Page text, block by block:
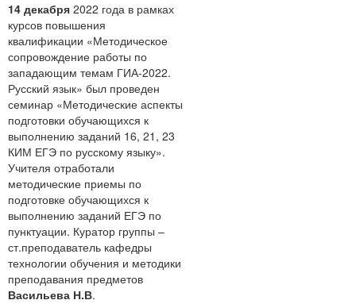
14 декабря 2022 года в рамках
курсов повышения
квалификации «Методическое
сопровождение работы по
западающим темам ГИА-2022.
Русский язык» был проведен
семинар «Методические аспекты
подготовки обучающихся к
выполнению заданий 16, 21, 23
КИМ ЕГЭ по русскому языку».
Учителя отработали
методические приемы по
подготовке обучающихся к
выполнению заданий ЕГЭ по
пунктуации. Куратор группы –
ст.преподаватель кафедры
технологии обучения и методики
преподавания предметов
Васильева Н.В.